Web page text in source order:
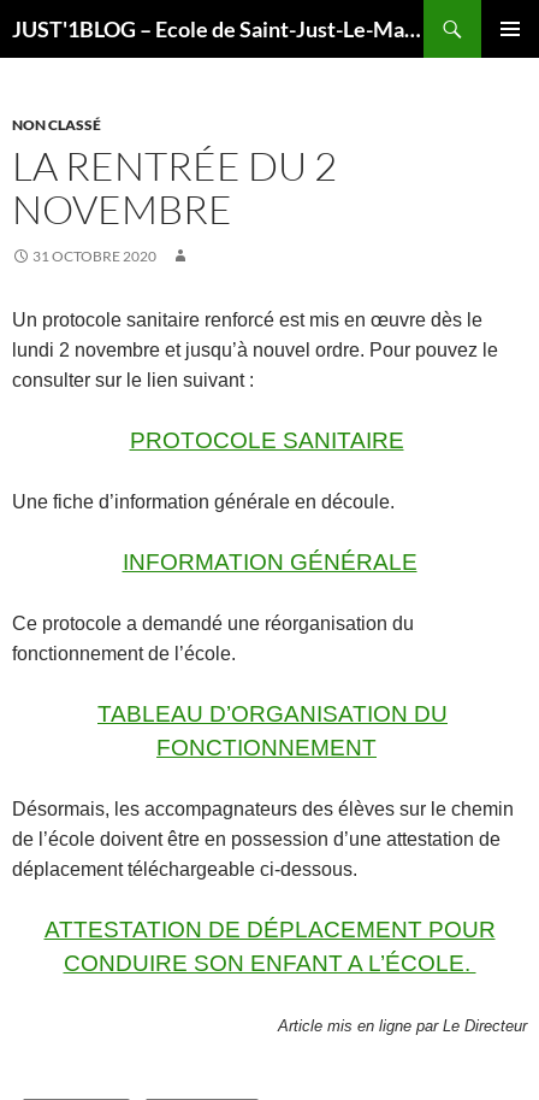
JUST'1BLOG – Ecole de Saint-Just-Le-Martel
NON CLASSÉ
LA RENTRÉE DU 2
NOVEMBRE
31 OCTOBRE 2020
Un protocole sanitaire renforcé est mis en œuvre dès le
lundi 2 novembre et jusqu’à nouvel ordre. Pour pouvez le
consulter sur le lien suivant :
PROTOCOLE SANITAIRE
Une fiche d’information générale en découle.
INFORMATION GÉNÉRALE
Ce protocole a demandé une réorganisation du
fonctionnement de l’école.
TABLEAU D’ORGANISATION DU
FONCTIONNEMENT
Désormais, les accompagnateurs des élèves sur le chemin
de l’école doivent être en possession d’une attestation de
déplacement téléchargeable ci-dessous.
ATTESTATION DE DÉPLACEMENT POUR
CONDUIRE SON ENFANT A L’ÉCOLE.
Article mis en ligne par Le Directeur